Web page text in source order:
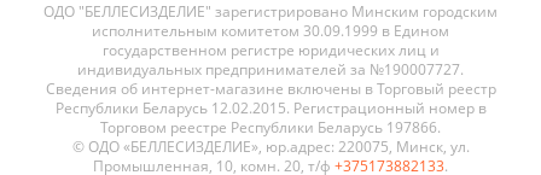
ОДО "БЕЛЛЕСИЗДЕЛИЕ" зарегистрировано Минским городским
исполнительным комитетом 30.09.1999 в Едином
государственном регистре юридических лиц и
индивидуальных предпринимателей за №190007727.
Сведения об интернет-магазине включены в Торговый реестр
Республики Беларусь 12.02.2015. Регистрационный номер в
Торговом реестре Республики Беларусь 197866.
© ОДО «БЕЛЛЕСИЗДЕЛИЕ», юр.адрес: 220075, Минск, ул.
Промышленная, 10, комн. 20, т/ф +375173882133.